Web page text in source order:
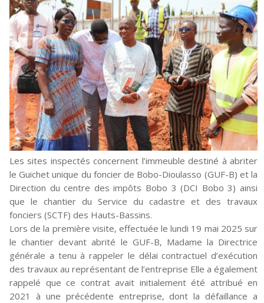
Les sites inspectés concernent l’immeuble destiné à abriter
le Guichet unique du foncier de Bobo-Dioulasso (GUF-B) et la
Direction du centre des impôts Bobo 3 (DCI Bobo 3) ainsi
que le chantier du Service du cadastre et des travaux
fonciers (SCTF) des Hauts-Bassins.
Lors de la première visite, effectuée le lundi 19 mai 2025 sur
le chantier devant abrité le GUF-B, Madame la Directrice
générale a tenu à rappeler le délai contractuel d’exécution
des travaux au représentant de l’entreprise Elle a également
rappelé que ce contrat avait initialement été attribué en
2021 à une précédente entreprise, dont la défaillance a